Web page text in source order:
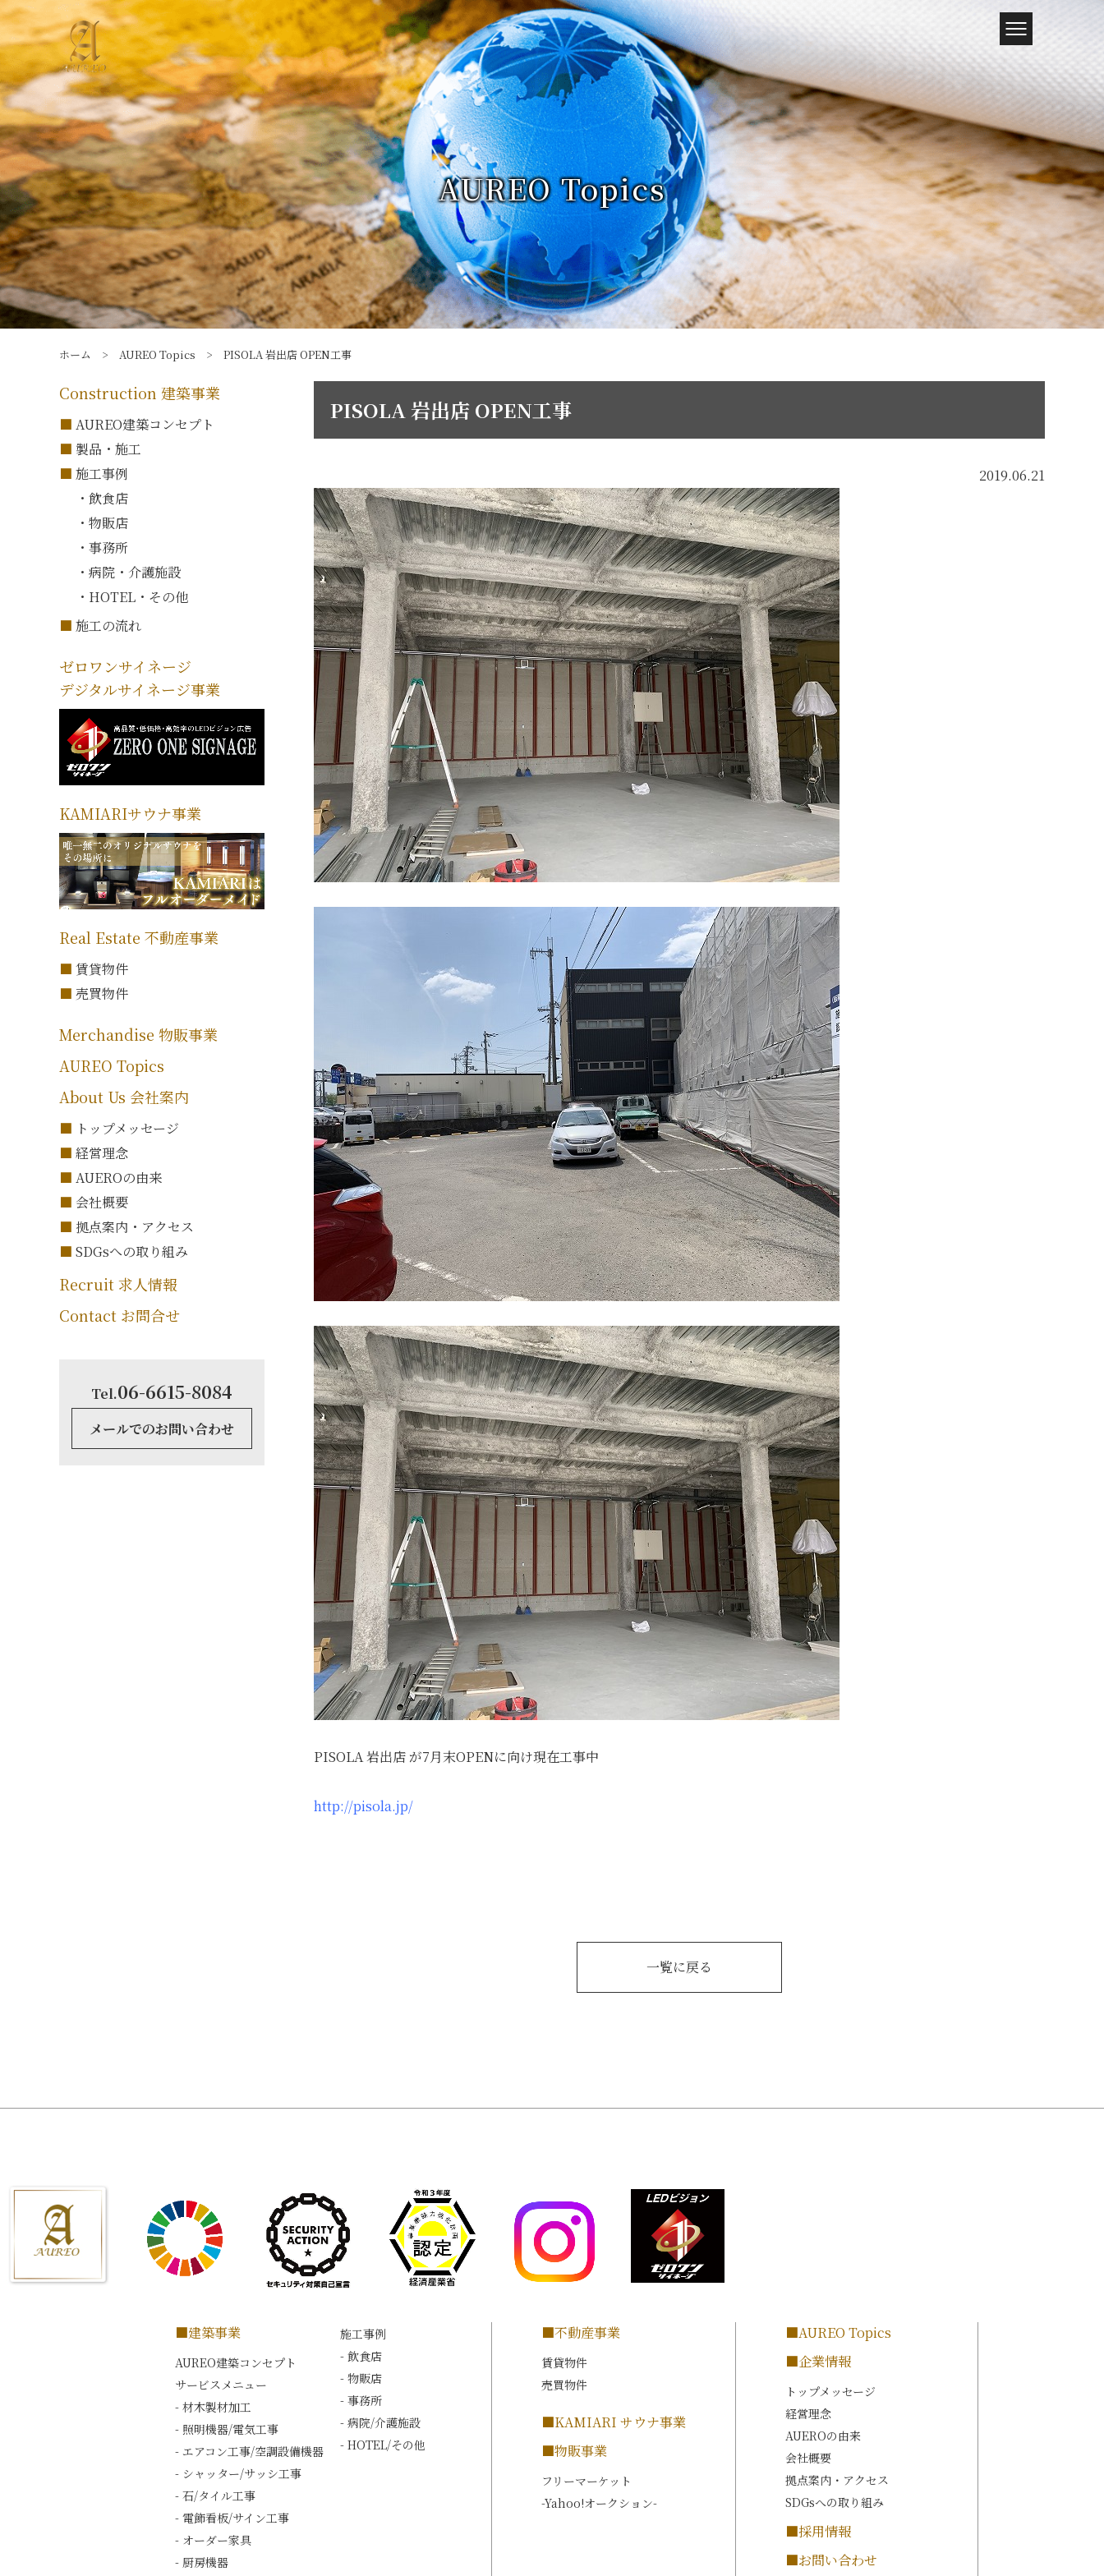
AUREO Topics
ホーム > AUREO Topics > PISOLA 岩出店 OPEN工事
PISOLA 岩出店 OPEN工事
2019.06.21
PISOLA 岩出店 が7月末OPENに向け現在工事中
http://pisola.jp/
一覧に戻る
Construction 建築事業
AUREO建築コンセプト
製品・施工
施工事例
・飲食店
・物販店
・事務所
・病院・介護施設
・HOTEL・その他
施工の流れ
ゼロワンサイネージ
デジタルサイネージ事業
KAMIARIサウナ事業
Real Estate 不動産事業
賃貸物件
売買物件
Merchandise 物販事業
AUREO Topics
About Us 会社案内
トップメッセージ
経営理念
AUEROの由来
会社概要
拠点案内・アクセス
SDGsへの取り組み
Recruit 求人情報
Contact お問合せ
Tel.06-6615-8084
メールでのお問い合わせ
■建築事業
AUREO建築コンセプト
サービスメニュー
- 材木製材加工
- 照明機器/電気工事
- エアコン工事/空調設備機器
- シャッター/サッシ工事
- 石/タイル工事
- 電飾看板/サイン工事
- オーダー家具
- 厨房機器
施工事例
- 飲食店
- 物販店
- 事務所
- 病院/介護施設
- HOTEL/その他
■不動産事業
賃貸物件
売買物件
■KAMIARI サウナ事業
■物販事業
フリーマーケット
-Yahoo!オークション-
■AUREO Topics
■企業情報
トップメッセージ
経営理念
AUEROの由来
会社概要
拠点案内・アクセス
SDGsへの取り組み
■採用情報
■お問い合わせ